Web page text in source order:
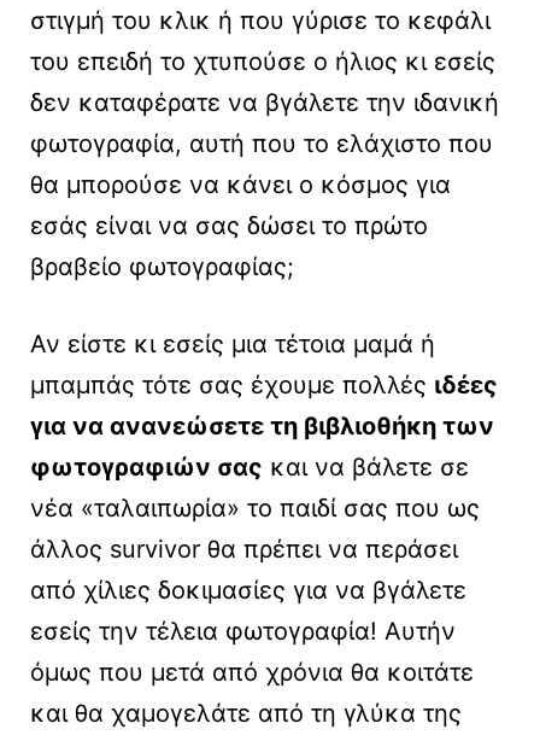
στιγμή του κλικ ή που γύρισε το κεφάλι
του επειδή το χτυπούσε ο ήλιος κι εσείς
δεν καταφέρατε να βγάλετε την ιδανική
φωτογραφία, αυτή που το ελάχιστο που
θα μπορούσε να κάνει ο κόσμος για
εσάς είναι να σας δώσει το πρώτο
βραβείο φωτογραφίας;
Αν είστε κι εσείς μια τέτοια μαμά ή
μπαμπάς τότε σας έχουμε πολλές ιδέες
για να ανανεώσετε τη βιβλιοθήκη των
φωτογραφιών σας και να βάλετε σε
νέα «ταλαιπωρία» το παιδί σας που ως
άλλος survivor θα πρέπει να περάσει
από χίλιες δοκιμασίες για να βγάλετε
εσείς την τέλεια φωτογραφία! Αυτήν
όμως που μετά από χρόνια θα κοιτάτε
και θα χαμογελάτε από τη γλύκα της